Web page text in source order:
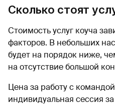
Сколько стоят
Стоимость услуг коуча
факторов. В небольших
будет на порядок ниже,
на отсутствие большой
Цена за работу с
индивидуальная сессия